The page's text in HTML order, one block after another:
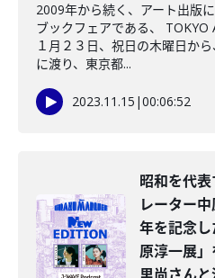
2009年から続く、アート出版
ブックフェアである、 TOKYO
１月２３日、祝日の木曜日か
に渡り、東京都...
2023.11.15 |00:06:52
昭和を代
レーター
年を記念
原淳一展